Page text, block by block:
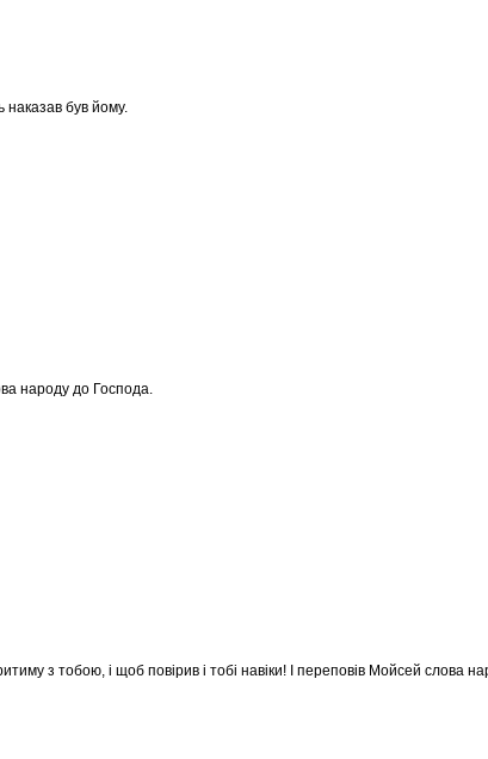
наказав був йому.
народу до Господа.
з тобою, і щоб повірив і тобі навіки! І переповів Мойсей слова